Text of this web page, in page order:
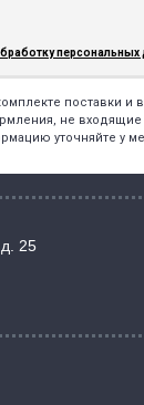
не входящие
уточняйте у
25